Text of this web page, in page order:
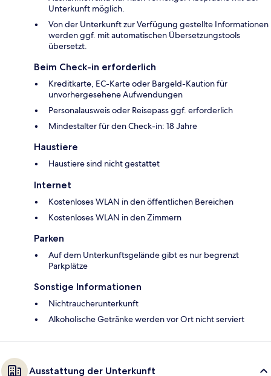
Unterkunft möglich.
Von der Unterkunft zur Verfügung gestellte Informationen
werden ggf. mit automatischen Übersetzungstools
übersetzt.
Beim Check-in erforderlich
Kreditkarte, EC-Karte oder Bargeld-Kaution für
unvorhergesehene Aufwendungen
Personalausweis oder Reisepass ggf. erforderlich
Mindestalter für den Check-in: 18 Jahre
Haustiere
Haustiere sind nicht gestattet
Internet
Kostenloses WLAN in den öffentlichen Bereichen
Kostenloses WLAN in den Zimmern
Parken
Auf dem Unterkunftsgelände gibt es nur begrenzt
Parkplätze
Sonstige Informationen
Nichtraucherunterkunft
Alkoholische Getränke werden vor Ort nicht serviert
Ausstattung der Unterkunft